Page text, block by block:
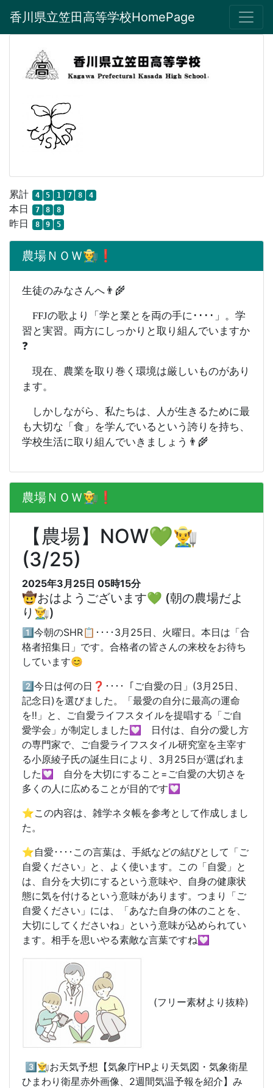
香川県立笠田高等学校HomePage
累計 4 5 1 7 8 4
本日 7 8 8
昨日 8 9 5
農場ＮＯＷ👨‍🌾❗️
生徒のみなさんへ👨‍🌾
FFJの歌より「学と業とを両の手に････」。学
習と実習。両方にしっかりと取り組んでいますか
❓
現在、農業を取り巻く環境は厳しいものがあり
ます。
しかしながら、私たちは、人が生きるために最
も大切な「食」を学んでいるという誇りを持ち、
学校生活に取り組んでいきましょう👨‍🌾
農場ＮＯＷ👨‍🌾❗️
【農場】NOW💚👨‍🌾
(3/25)
2025年3月25日 05時15分
🤠おはようございます💚 (朝の農場だよ
り👨‍🌾)
1️⃣今朝のSHR📋････3月25日、火曜日。本日は「合
格者招集日」です。合格者の皆さんの来校をお待ち
しています😊
2️⃣今日は何の日❓････「ご自愛の日」(3月25日、
記念日)を選びました。「最愛の自分に最高の運命
を‼️」と、ご自愛ライフスタイルを提唱する「ご自
愛学会」が制定しました💟 日付は、自分の愛し方
の専門家で、ご自愛ライフスタイル研究室を主宰す
る小原綾子氏の誕生日により、3月25日が選ばれま
した💟 自分を大切にすること=ご自愛の大切さを
多くの人に広めることが目的です💟
⭐️この内容は、雑学ネタ帳を参考として作成しまし
た。
⭐️自愛････この言葉は、手紙などの結びとして「ご
自愛ください」と、よく使います。この「自愛」と
は、自分を大切にするという意味や、自身の健康状
態に気を付けるという意味があります。つまり「ご
自愛ください」には、「あなた自身の体のことを、
大切にしてくださいね」という意味が込められてい
ます。相手を思いやる素敵な言葉ですね💟
(フリー素材より抜粋)
3️⃣👨‍🌾お天気予想【気象庁HPより天気図・気象衛星
ひまわり衛星赤外画像、2週間気温予報を紹介】み